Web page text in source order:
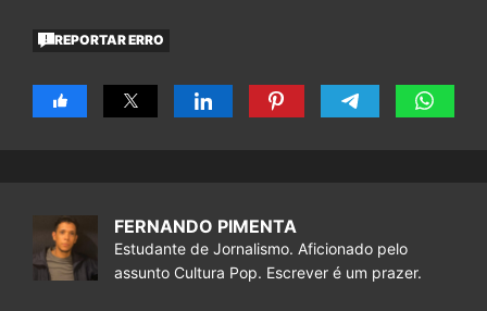
REPORTAR ERRO
FERNANDO PIMENTA
Estudante de Jornalismo. Aficionado pelo
assunto Cultura Pop. Escrever é um prazer.